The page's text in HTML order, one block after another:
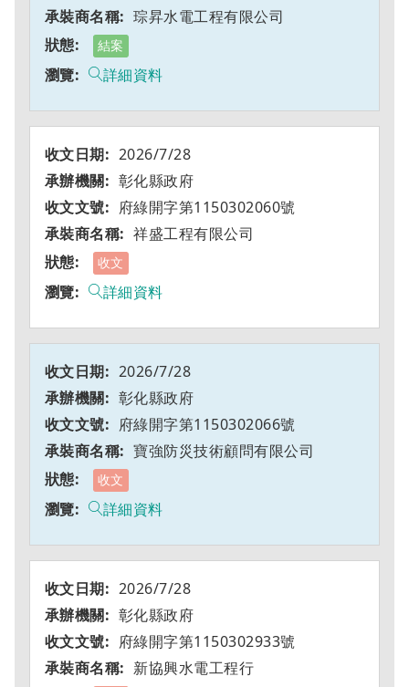
琮昇水電工程有限公司
結案
詳細資料
2026/7/28
彰化縣政府
府綠開字第1150302060號
祥盛工程有限公司
收文
詳細資料
2026/7/28
彰化縣政府
府綠開字第1150302066號
寶強防災技術顧問有限公司
收文
詳細資料
2026/7/28
彰化縣政府
府綠開字第1150302933號
新協興水電工程行